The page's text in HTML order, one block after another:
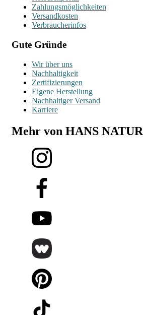
Zahlungsmöglichkeiten
Versandkosten
Verbraucherinfos
Gute Gründe
Wir über uns
Nachhaltigkeit
Zertifizierungen
Eigene Herstellung
Nachhaltiger Versand
Karriere
Mehr von HANS NATUR